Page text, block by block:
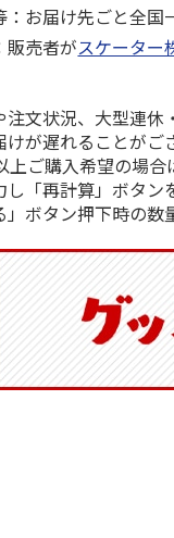
アニメ『ジョジョの
奇妙な冒険 黄金の
水
ーセ
お届け先ごと全国
売者がスケーター
文状況、大型連休
けが遅れることがご
ご購入希望の場合
し「再計算」ボタン
」ボタン押下時の数